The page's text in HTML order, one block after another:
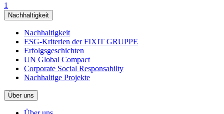
1
Nachhaltigkeit
Nachhaltigkeit
ESG-Kriterien der FIXIT GRUPPE
Erfolgsgeschichten
UN Global Compact
Corporate Social Responsabilty
Nachhaltige Projekte
Über uns